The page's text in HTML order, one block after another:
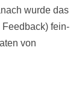
wurde das
fein-
von